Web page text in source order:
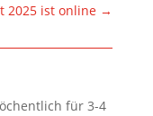
2025 ist online →
für 3-4